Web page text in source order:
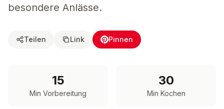
besondere Anlässe.
Teilen Link Pinnen
15
Min Vorbereitung
30
Min Kochen